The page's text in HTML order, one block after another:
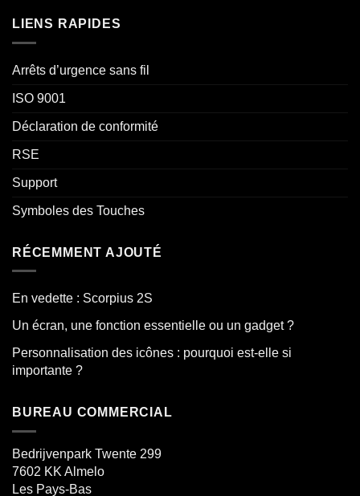
LIENS RAPIDES
Arrêts d’urgence sans fil
ISO 9001
Déclaration de conformité
RSE
Support
Symboles des Touches
RÉCEMMENT AJOUTÉ
En vedette : Scorpius 2S
Un écran, une fonction essentielle ou un gadget ?
Personnalisation des icônes : pourquoi est-elle si
importante ?
BUREAU COMMERCIAL
Bedrijvenpark Twente 299
7602 KK Almelo
Les Pays-Bas